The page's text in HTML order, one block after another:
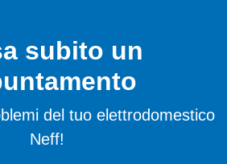
subito un
del tuo elettrodomestico
Neff!